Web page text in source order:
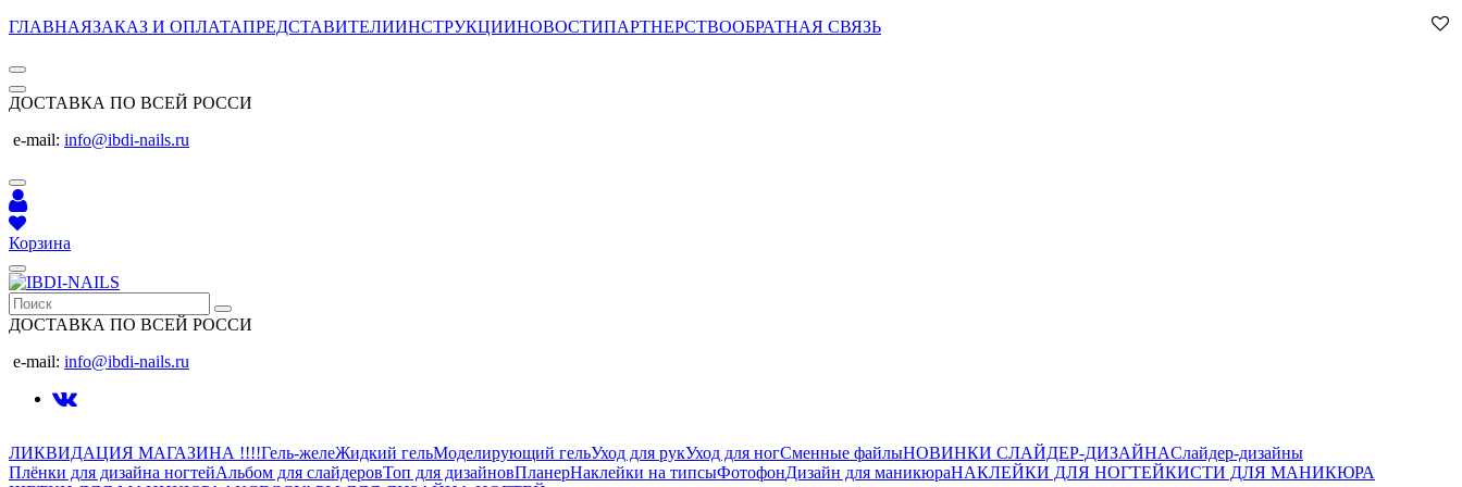
ГЛАВНАЯЗАКАЗ И ОПЛАТАПРЕДСТАВИТЕЛИИНСТРУКЦИИНОВОСТИПАРТНЕРСТВООБРАТНАЯ СВЯЗЬ
ДОСТАВКА ПО ВСЕЙ РОССИ
e-mail: info@ibdi-nails.ru
Корзина
ДОСТАВКА ПО ВСЕЙ РОССИ
e-mail: info@ibdi-nails.ru
ЛИКВИДАЦИЯ МАГАЗИНА !!!!Гель-желеЖидкий гельМоделирующий гельУход для рукУход для ногСменные файлыНОВИНКИ СЛАЙДЕР-ДИЗАЙНАСлайдер-дизайны
Плёнки для дизайна ногтейАльбом для слайдеровТоп для дизайновПланерНаклейки на типсыФотофонДизайн для маникюраНАКЛЕЙКИ ДЛЯ НОГТЕЙКИСТИ ДЛЯ МАНИКЮРА